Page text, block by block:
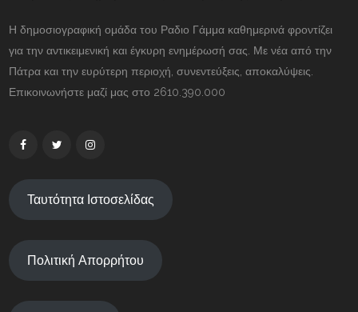
Η δημοσιογραφική ομάδα του Ραδιο Γάμμα καθημερινά φροντίζει
για την αντικειμενική και έγκυρη ενημέρωσή σας. Με νέα από την
Πάτρα και την ευρύτερη περιοχή, συνεντεύξεις, αποκαλύψεις.
Επικοινωνήστε μαζί μας στο 2610.390.000
Ταυτότητα Ιστοσελίδας
Πολιτική Απορρήτου